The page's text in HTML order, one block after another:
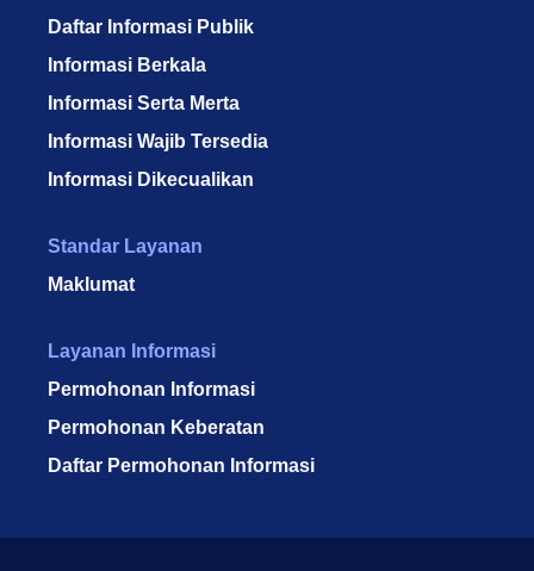
Daftar Informasi Publik
Informasi Berkala
Informasi Serta Merta
Informasi Wajib Tersedia
Informasi Dikecualikan
Standar Layanan
Maklumat
Layanan Informasi
Permohonan Informasi
Permohonan Keberatan
Daftar Permohonan Informasi